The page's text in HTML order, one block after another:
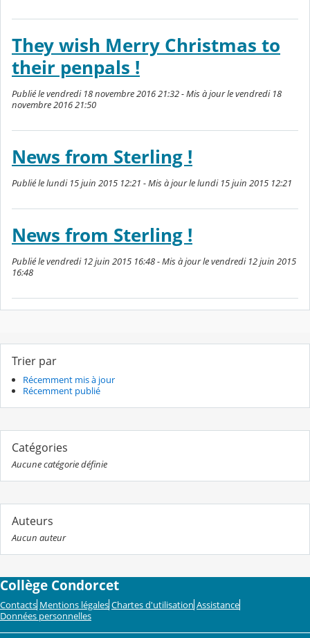
They wish Merry Christmas to
their penpals !
Publié le vendredi 18 novembre 2016 21:32 - Mis à jour le vendredi 18
novembre 2016 21:50
News from Sterling !
Publié le lundi 15 juin 2015 12:21 - Mis à jour le lundi 15 juin 2015 12:21
News from Sterling !
Publié le vendredi 12 juin 2015 16:48 - Mis à jour le vendredi 12 juin 2015
16:48
Trier par
Récemment mis à jour
Récemment publié
Catégories
Aucune catégorie définie
Auteurs
Aucun auteur
Collège Condorcet
Contacts Mentions légales Chartes d'utilisation Assistance
Données personnelles